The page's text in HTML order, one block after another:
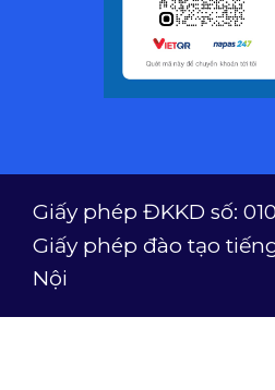
Giấy phép ĐKKD số:
Giấy phép đào tạo
Nội